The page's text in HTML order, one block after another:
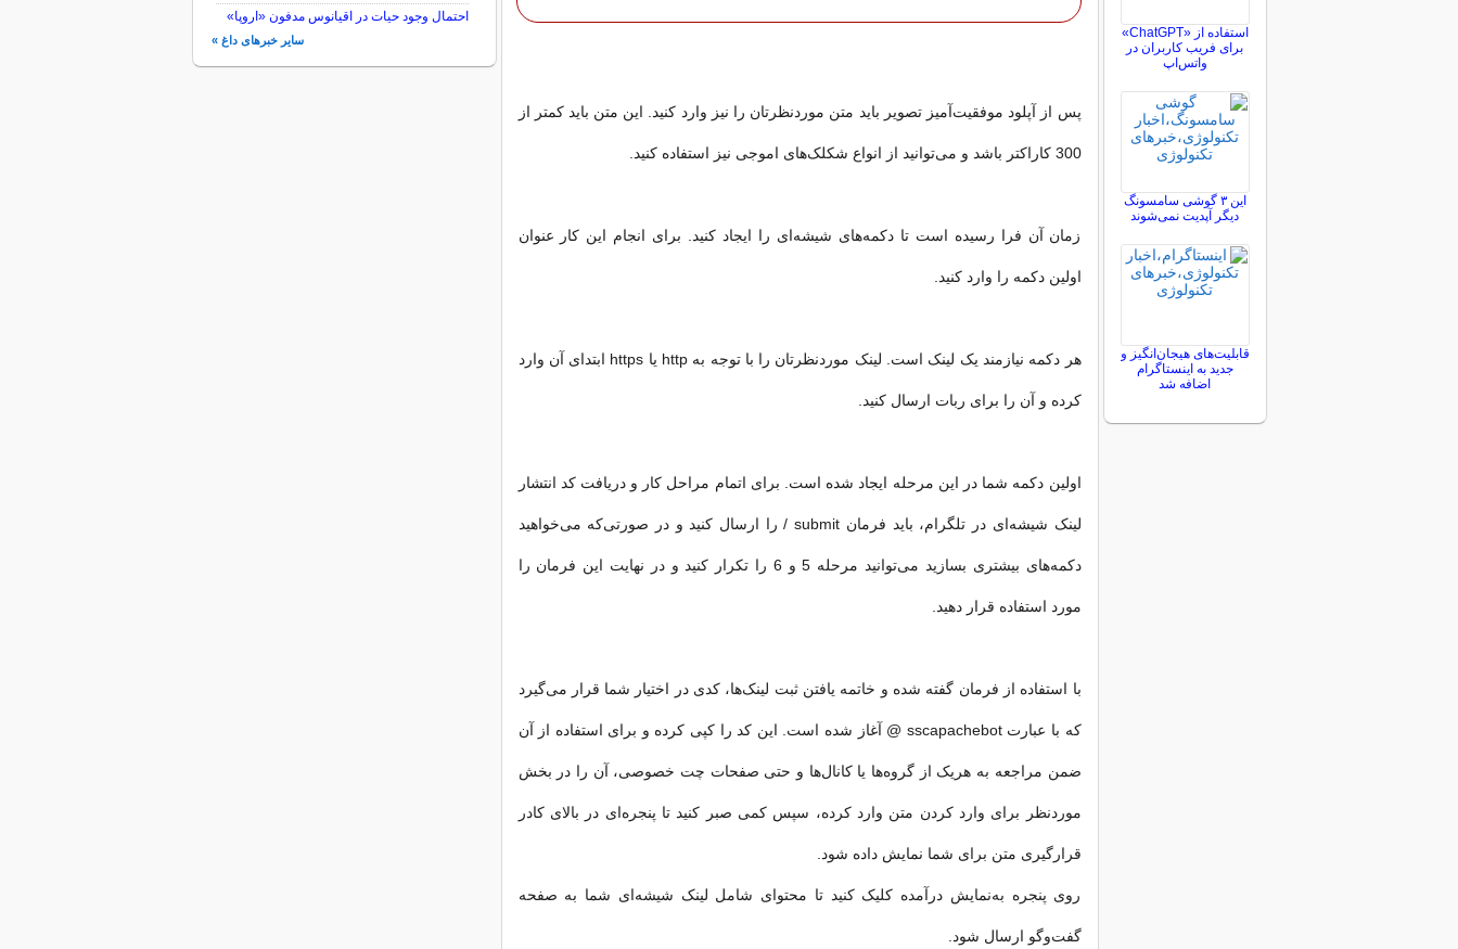
پس از آپلود موفقیت‌آمیز تصویر باید متن موردنظرتان را نیز وارد کنید. این متن باید کمتر از
300 کاراکتر باشد و می‌توانید از انواع شکلک‌های اموجی نیز استفاده کنید.
زمان آن فرا رسیده است تا دکمه‌های شیشه‌ای را ایجاد کنید. برای انجام این کار عنوان
اولین دکمه را وارد کنید.
هر دکمه نیازمند یک لینک است. لینک موردنظرتان را با توجه به http یا https ابتدای آن وارد
کرده و آن را برای ربات ارسال کنید.
اولین دکمه شما در این مرحله ایجاد شده است. برای اتمام مراحل کار و دریافت کد انتشار
لینک شیشه‌ای در تلگرام، باید فرمان submit / را ارسال کنید و در صورتی‌که می‌خواهید
دکمه‌های بیشتری بسازید می‌توانید مرحله 5 و 6 را تکرار کنید و در نهایت این فرمان را
مورد استفاده قرار دهید.
با استفاده از فرمان گفته شده و خاتمه یافتن ثبت لینک‌ها، کدی در اختیار شما قرار می‌گیرد
که با عبارت sscapachebot @ آغاز شده است. این کد را کپی کرده و برای استفاده از آن
ضمن مراجعه به هریک از گروه‌ها یا کانال‌ها و حتی صفحات چت خصوصی، آن را در بخش
موردنظر برای وارد کردن متن وارد کرده، سپس کمی صبر کنید تا پنجره‌ای در بالای کادر
قرارگیری متن برای شما نمایش داده شود.
روی پنجره به‌نمایش درآمده کلیک کنید تا محتوای شامل لینک شیشه‌ای شما به صفحه
گفت‌وگو ارسال شود.
استفاده از «ChatGPT»
برای فریب کاربران در
واتس‌اپ
این ۳ گوشی سامسونگ
دیگر آپدیت نمی‌شوند
قابلیت‌های هیجان‌انگیز و
جدید به اینستاگرام
اضافه شد
احتمال وجود حیات در اقیانوس مدفون «اروپا»
سایر خبرهای داغ »